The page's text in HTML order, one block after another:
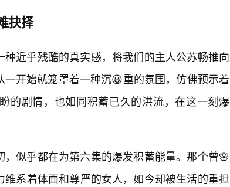
抉择
种近乎残酷的真实感，将我们的主人公苏畅推向
开始就笼罩着一种沉😀重的氛围，仿佛预示着
的剧情，也如同积蓄已久的洪流，在这一刻爆
似乎都在为第六集的爆发积蓄能量。那个曾🌸
系着体面和尊严的女人，如今却被生活的重担